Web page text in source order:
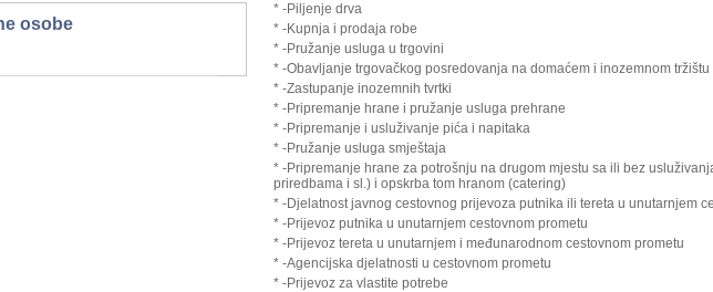
osobe
* -Piljenje drva
* -Kupnja i prodaja robe
* -Pružanje usluga u trgovini
* -Obavljanje trgovačkog posredovanja na domaćem i inozemnom tržištu
* -Zastupanje inozemnih tvrtki
* -Pripremanje hrane i pružanje usluga prehrane
* -Pripremanje i usluživanje pića i napitaka
* -Pružanje usluga smještaja
* -Pripremanje hrane za potrošnju na drugom mjestu sa ili bez
priredbama i sl.) i opskrba tom hranom (catering)
* -Djelatnost javnog cestovnog prijevoza putnika ili tereta u unutarnjem
* -Prijevoz putnika u unutarnjem cestovnom prometu
* -Prijevoz tereta u unutarnjem i međunarodnom cestovnom prometu
* -Agencijska djelatnosti u cestovnom prometu
* -Prijevoz za vlastite potrebe